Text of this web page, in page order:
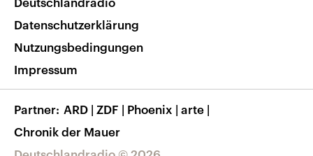
Frequenzen
Veranstaltungen
Musikliste
RSS
Barrierefreiheit
Datenschutzerklärung
Nutzungsbedingungen
Impressum
Partner ARD | ZDF | Phoenix | arte |
Chronik der Mauer